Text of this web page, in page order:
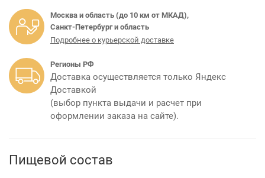
Москва и область (до 10 км от МКАД),
Санкт-Петербург и область
Подробнее о курьерской доставке
Регионы РФ
Доставка осуществляется только Яндекс
Доставкой
(выбор пункта выдачи и расчет при
оформлении заказа на сайте).
Пищевой состав